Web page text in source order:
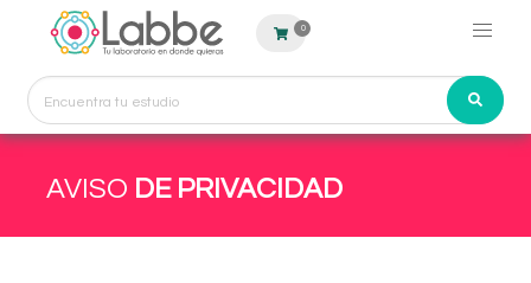
0
AVISO DE PRIVACIDAD